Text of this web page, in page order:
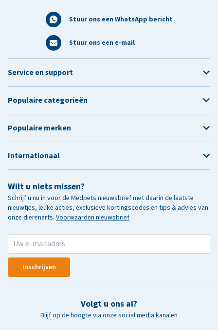
Stuur ons een WhatsApp bericht
Stuur ons een e-mail
Wilt u niets missen?
Schrijf u nu in voor de Medpets nieuwsbrief met daarin de laatste
nieuwtjes, leuke acties, exclusieve kortingscodes en tips & advies van
onze dierenarts. Voorwaarden nieuwsbrief
Inschrijven
Volgt u ons al?
Blijf op de hoogte via onze social media kanalen
Service en support
Populaire categorieën
Populaire merken
Internationaal